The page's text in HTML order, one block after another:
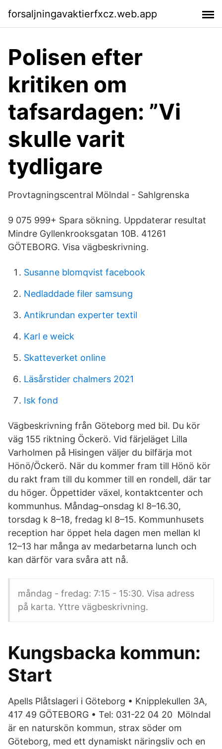
forsaljningavaktierfxcz.web.app
Polisen efter
kritiken om
tafsardagen: ”Vi
skulle varit
tydligare
Provtagningscentral Mölndal - Sahlgrenska
9 075 999+ Spara sökning. Uppdaterar resultat
Mindre Gyllenkrooksgatan 10B. 41261
GÖTEBORG. Visa vägbeskrivning.
Susanne blomqvist facebook
Nedladdade filer samsung
Antikrundan experter textil
Karl e weick
Skatteverket online
Läsårstider chalmers 2021
Isk fond
Vägbeskrivning från Göteborg med bil. Du kör
väg 155 riktning Öckerö. Vid färjeläget Lilla
Varholmen på Hisingen väljer du bilfärja mot
Hönö/Öckerö. När du kommer fram till Hönö kör
du rakt fram till du kommer till en rondell, där tar
du höger. Öppettider växel, kontaktcenter och
kommunhus. Måndag–onsdag kl 8–16.30,
torsdag k 8–18, fredag kl 8–15. Kommunhusets
reception har öppet hela dagen men mellan kl
12–13 har många av medarbetarna lunch och
kan därför vara svåra att nå.
måndag - fredag: 7:15 - 15:30. Visa adress
på karta. Yttre vägbeskrivning.
Kungsbacka kommun:
Start
Apells Plåtslageri i Göteborg • Knipplekullen 3A,
417 49 GÖTEBORG • Tel: 031-22 04 20 Mölndal
är en naturskön kommun, strax söder om
Göteborg, med ett dynamiskt näringsliv och en